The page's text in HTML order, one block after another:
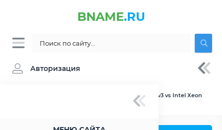
BNAME.RU
Авторизация
» Сравнение Intel Xeon E3-1270 v3 vs Intel Xeon